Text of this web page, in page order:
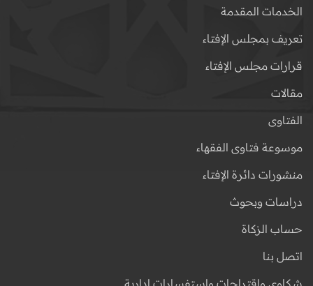
الخدمات المقدمة
تعريف بمجلس الإفتاء
قرارات مجلس الإفتاء
مقالات
الفتاوى
موسوعة فتاوى الفقهاء
منشورات دائرة الإفتاء
دراسات وبحوث
حساب الزكاة
اتصل بنا
شكاوى واقتراحات واستفسارات إدارية